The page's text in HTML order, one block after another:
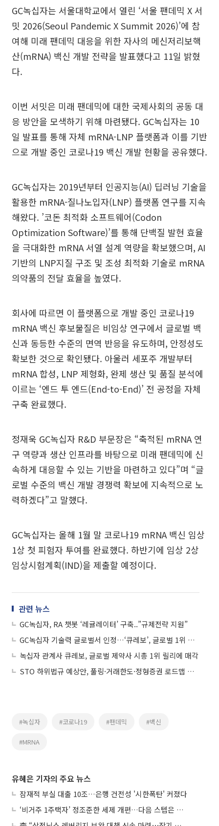
GC녹십자는 서울대학교에서 열린 ‘서울 팬데믹 X 서
밋 2026(Seoul Pandemic X Summit 2026)’에 참
여해 미래 팬데믹 대응을 위한 자사의 메신저리보핵
산(mRNA) 백신 개발 전략을 발표했다고 11일 밝혔
다.
이번 서밋은 미래 팬데믹에 대한 국제사회의 공동 대
응 방안을 모색하기 위해 마련됐다. GC녹십자는 10
일 발표를 통해 자체 mRNA-LNP 플랫폼과 이를 기반
으로 개발 중인 코로나19 백신 개발 현황을 공유했다.
GC녹십자는 2019년부터 인공지능(AI) 딥러닝 기술을
활용한 mRNA-질나노입자(LNP) 플랫폼 연구를 지속
해왔다. ’코돈 최적화 소프트웨어(Codon
Optimization Software)’를 통해 단백질 발현 효율
을 극대화한 mRNA 서열 설계 역량을 확보했으며, AI
기반의 LNP지질 구조 및 조성 최적화 기술로 mRNA
의약품의 전달 효율을 높였다.
회사에 따르면 이 플랫폼으로 개발 중인 코로나19
mRNA 백신 후보물질은 비임상 연구에서 글로벌 백
신과 동등한 수준의 면역 반응을 유도하며, 안정성도
확보한 것으로 확인됐다. 아울러 세포주 개발부터
mRNA 합성, LNP 제형화, 완제 생산 및 품질 분석에
이르는 ‘엔드 투 엔드(End-to-End)’ 전 공정을 자체
구축 완료했다.
정재욱 GC녹십자 R&D 부문장은 “축적된 mRNA 연
구 역량과 생산 인프라를 바탕으로 미래 팬데믹에 신
속하게 대응할 수 있는 기반을 마련하고 있다”며 “글
로벌 수준의 백신 개발 경쟁력 확보에 지속적으로 노
력하겠다”고 말했다.
GC녹십자는 올해 1월 말 코로나19 mRNA 백신 임상
1상 첫 피험자 투여를 완료했다. 하반기에 임상 2상
임상시험계획(IND)을 제출할 예정이다.
관련 뉴스
GC녹십자, RA 챗봇 ‘레귤레이터’ 구축..”규제전략 지원”
GC녹십자 기술력 글로벌서 인정…‘큐레보’, 글로벌 1위 릴리에 매각
녹십자 관계사 큐레보, 글로벌 제약사 시총 1위 릴리에 매각
STO 하위법규 예상안, 풀링·거래한도·정형증권 로드맵 제시
#녹십자 #코로나19 #팬데믹 #백신
#MRNA
유혜은 기자의 주요 뉴스
잠재적 부실 대출 10조…은행 건전성 '시한폭탄' 커졌다
‘비거주 1주택자’ 정조준한 세제 개편…다음 스텝은 금융 대책